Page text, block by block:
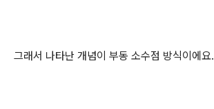
그래서 나타난 개념이 부동 소수점 방식이에요.